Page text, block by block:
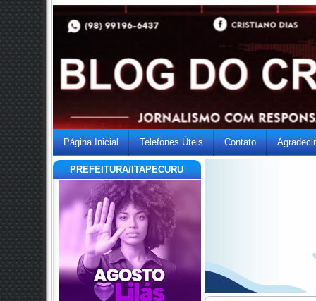
Página Inicial Telefones Úteis Contato
PREFEITURA/ITAPECURU